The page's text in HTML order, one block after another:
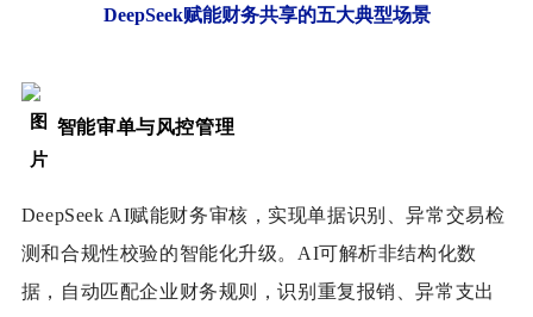
DeepSeek赋能财务共享的五大典型场景
智能审单与风控管理
DeepSeek AI赋能财务审核，实现单据识别、异常交易检
测和合规性校验的智能化升级。AI可解析非结构化数
据，自动匹配企业财务规则，识别重复报销、异常支出